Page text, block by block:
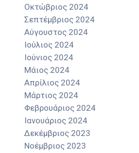
Οκτώβριος 2024
Σεπτέμβριος 2024
Αύγουστος 2024
Ιούλιος 2024
Ιούνιος 2024
Μάιος 2024
Απρίλιος 2024
Μάρτιος 2024
Φεβρουάριος 2024
Ιανουάριος 2024
Δεκέμβριος 2023
Νοέμβριος 2023